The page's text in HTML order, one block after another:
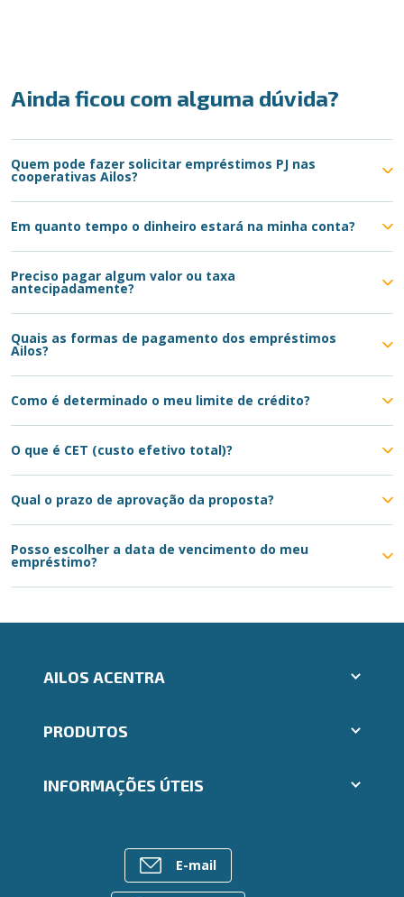
Ainda ficou com alguma dúvida?
Quem pode fazer solicitar empréstimos PJ nas
cooperativas Ailos?
Em quanto tempo o dinheiro estará na minha conta?
Preciso pagar algum valor ou taxa
antecipadamente?
Quais as formas de pagamento dos empréstimos
Ailos?
Como é determinado o meu limite de crédito?
O que é CET (custo efetivo total)?
Qual o prazo de aprovação da proposta?
Posso escolher a data de vencimento do meu
empréstimo?
AILOS ACENTRA
Indique um amigo
Trabalhe Conosco
Ailos Educação
Gerenciar Cookies
PRODUTOS
Consórcios
Para empresas
INFORMAÇÕES ÚTEIS
Postos de Atendimento
Regularização de dívidas
E-mail